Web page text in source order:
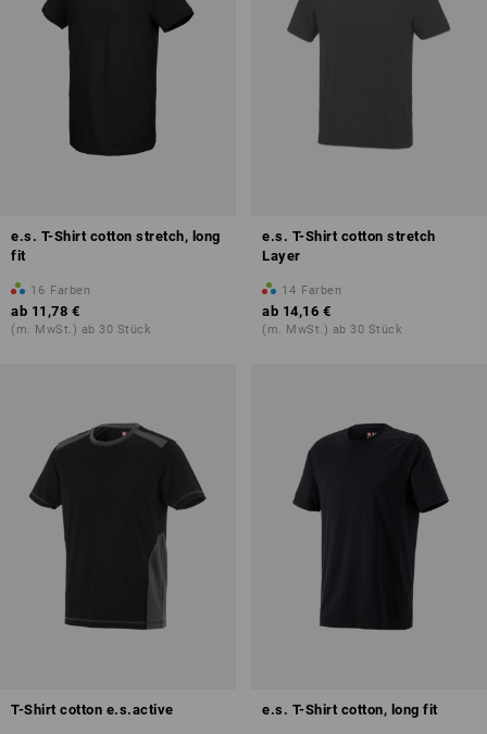
e.s. T-Shirt cotton stretch, long
fit
16 Farben
ab 11,78 €
(m. MwSt.) ab 30 Stück
e.s. T-Shirt cotton stretch
Layer
14 Farben
ab 14,16 €
(m. MwSt.) ab 30 Stück
T-Shirt cotton e.s.active e.s. T-Shirt cotton, long fit